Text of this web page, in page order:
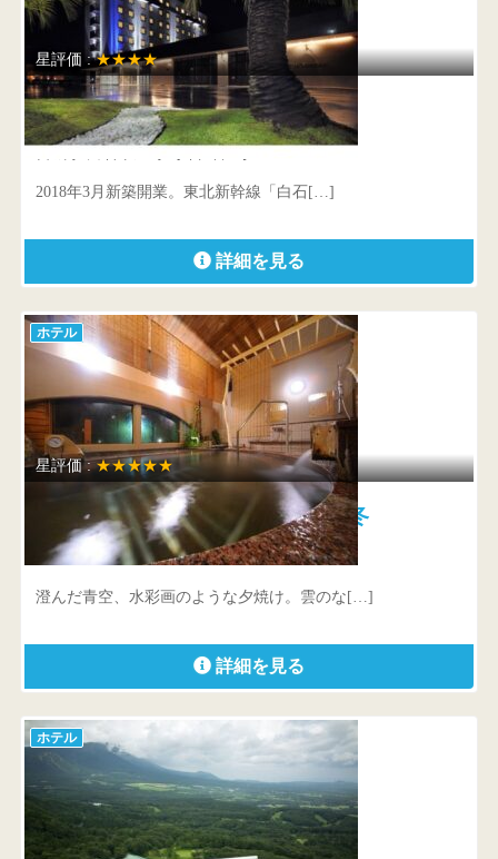
星評価 :★★★★
ベネシアンホテル白石蔵王
宮城県 白石市旭町1丁目2番1号
2018年3月新築開業。東北新幹線「白石[…]
詳細を見る
ホテル
星評価 :★★★★★
安比八幡平の食の宿 四季館彩冬
岩手県 八幡平市赤坂田254-9
澄んだ青空、水彩画のような夕焼け。雲のな[…]
詳細を見る
ホテル